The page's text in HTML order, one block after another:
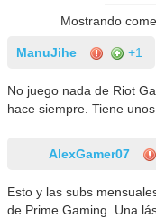
Mostrando
ManuJihe +1
No juego nada de Riot
hace siempre. Tiene
AlexGamer07
Esto y las subs
de Prime Gaming. Una